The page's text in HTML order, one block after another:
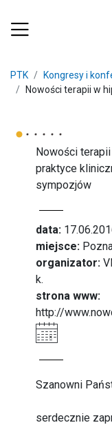
PTK
Kongresy i
Nowości terapii w
Nowości
praktyce
sympozjów
data:
miejsce:
organizator:
k.
strona www:
http://
Szanowni
serdecznie